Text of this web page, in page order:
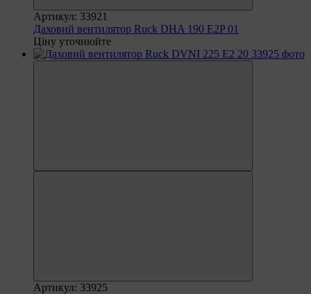
Артикул: 33921
Даховий вентилятор Ruck DHA 190 E2P 01
Ціну уточнюйте
Артикул: 33925